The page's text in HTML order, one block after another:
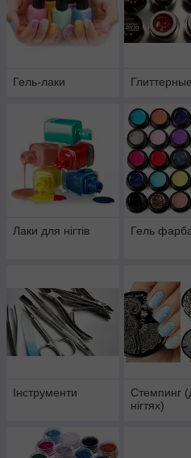
Гель-лаки
Лаки для нігтів Гель
Інструменти
Стемпинг
нігтях)